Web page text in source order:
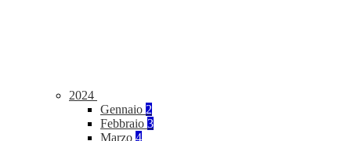
2024
Gennaio 2
Febbraio 3
Marzo 4